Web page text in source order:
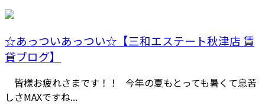
☆あっついあっつい☆【三和エステート秋津店 賃
貸ブログ】
皆様お疲れさまです！！ 今年の夏もとっても暑くて息苦
しさMAXですね...